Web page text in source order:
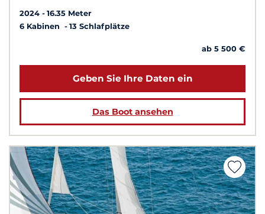
2024
16.35 Meter
6 Kabinen
13 Schlafplätze
ab 5 500 €
Geben Sie Ihre Daten ein
Das Boot ansehen